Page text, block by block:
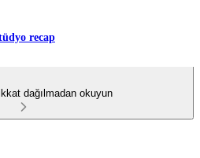
recap
dağılmadan okuyun